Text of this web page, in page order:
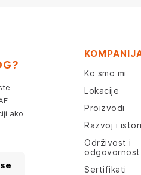
ako
Ko smo mi
Lokacije
Proizvodi
Razvoj i
Održivost i
odgovornost
Sertifikati